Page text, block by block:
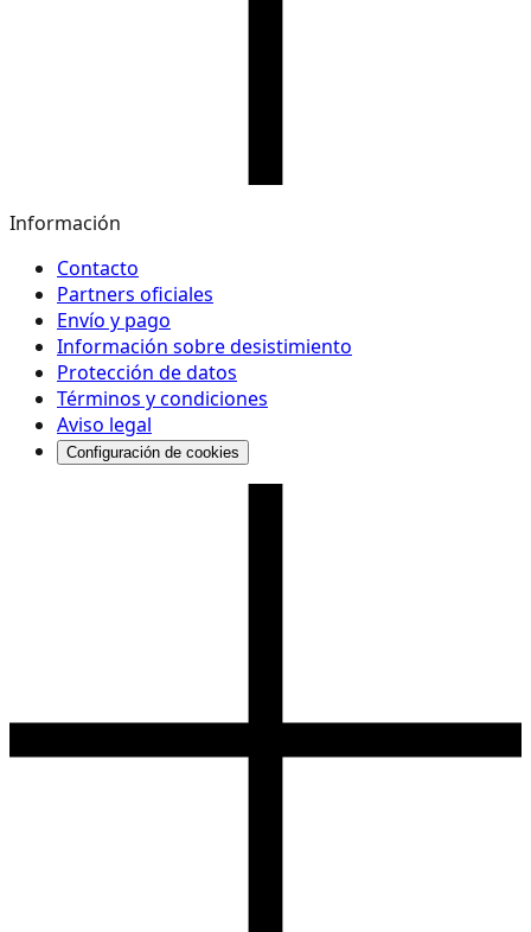
Información
Contacto
Partners oficiales
Envío y pago
Información sobre desistimiento
Protección de datos
Términos y condiciones
Aviso legal
Configuración de cookies